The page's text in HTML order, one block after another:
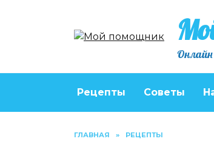
Онлайн
Рецепты Советы
ГЛАВНАЯ » РЕЦЕПТЫ